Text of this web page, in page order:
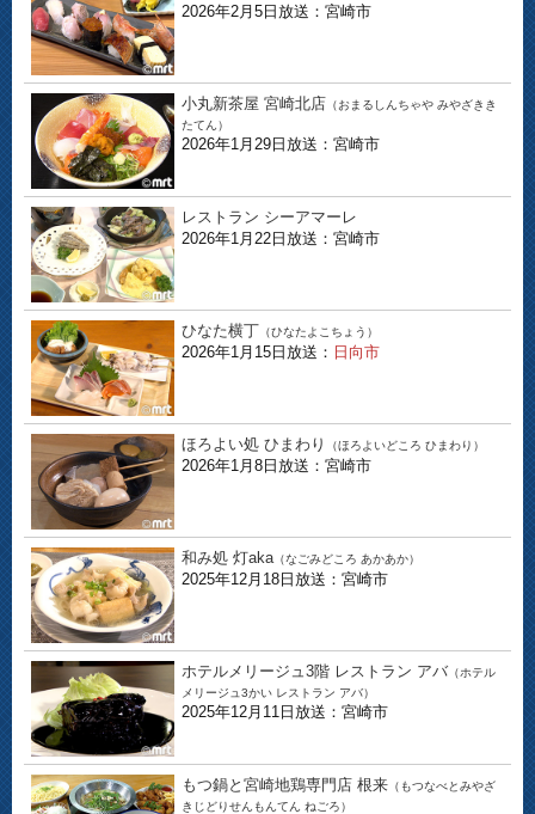
2026年2月5日放送：宮崎市
小丸新茶屋 宮崎北店 （おまるしんちゃや みやざきき
たてん）
2026年1月29日放送：宮崎市
レストラン シーアマーレ
2026年1月22日放送：宮崎市
ひなた横丁 （ひなたよこちょう）
2026年1月15日放送： 日向市
ほろよい処 ひまわり （ほろよいどころ ひまわり）
2026年1月8日放送：宮崎市
和み処 灯aka （なごみどころ あかあか）
2025年12月18日放送：宮崎市
ホテルメリージュ3階 レストラン アバ （ホテル
メリージュ3かい レストラン アバ）
2025年12月11日放送：宮崎市
もつ鍋と宮崎地鶏専門店 根来 （もつなべとみやざ
きじどりせんもんてん ねごろ）